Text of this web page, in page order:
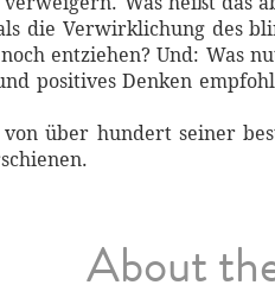
die Verwirklichung des
entziehen? Und: Was
positives Denken
über hundert seiner
About